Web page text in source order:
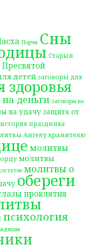
Порчи Сны
Старый
детей заговоры для
здоровья
деньги заговоры на
на удачу защита от
история праздника
Ангелу хранителю
молитвы
молитвы
молитвы о
обереги
проклятия
психология